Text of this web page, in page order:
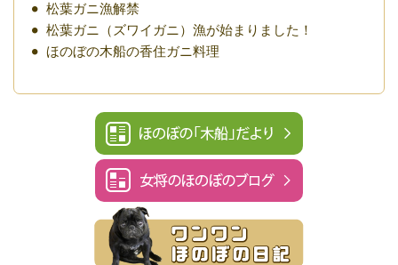
松葉ガニ漁解禁
松葉ガニ（ズワイガニ）漁が始まりました！
ほのぼの木船の香住ガニ料理